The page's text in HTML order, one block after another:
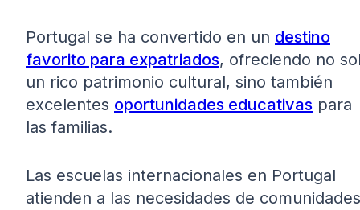
Portugal se ha convertido en un destino
favorito para expatriados, ofreciendo no
un rico patrimonio cultural, sino también
excelentes oportunidades educativas para
las familias.
Las escuelas internacionales en Portugal
atienden a las necesidades de comunidades